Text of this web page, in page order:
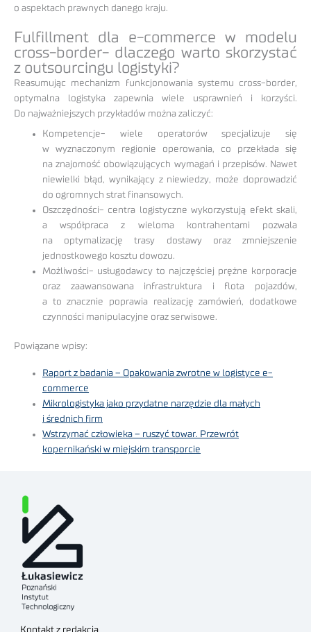
o aspektach prawnych danego kraju.
Fulfillment dla e-commerce w modelu
cross-border- dlaczego warto skorzystać
z outsourcingu logistyki?
Reasumując mechanizm funkcjonowania systemu cross-border,
optymalna logistyka zapewnia wiele usprawnień i korzyści.
Do najważniejszych przykładów można zaliczyć:
Kompetencje- wiele operatorów specjalizuje się
w wyznaczonym regionie operowania, co przekłada się
na znajomość obowiązujących wymagań i przepisów. Nawet
niewielki błąd, wynikający z niewiedzy, może doprowadzić
do ogromnych strat finansowych.
Oszczędności- centra logistyczne wykorzystują efekt skali,
a współpraca z wieloma kontrahentami pozwala
na optymalizację trasy dostawy oraz zmniejszenie
jednostkowego kosztu dowozu.
Możliwości- usługodawcy to najczęściej prężne korporacje
oraz zaawansowana infrastruktura i flota pojazdów,
a to znacznie poprawia realizację zamówień, dodatkowe
czynności manipulacyjne oraz serwisowe.
Powiązane wpisy:
Raport z badania – Opakowania zwrotne w logistyce e-
commerce
Mikrologistyka jako przydatne narzędzie dla małych
i średnich firm
Wstrzymać człowieka – ruszyć towar. Przewrót
kopernikański w miejskim transporcie